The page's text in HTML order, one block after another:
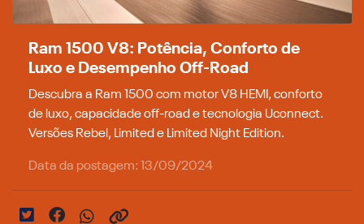
Ram 1500 V8: Potência, Conforto de
Luxo e Desempenho Off-Road
Descubra a Ram 1500 com motor V8 HEMI, conforto
de luxo, capacidade off-road e tecnologia Uconnect.
Versões Rebel, Limited e Limited Night Edition.
Data da postagem: 13/09/2024